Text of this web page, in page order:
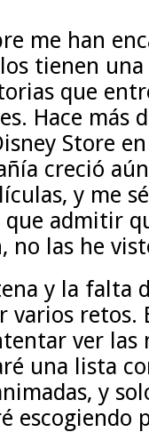
me han
tienen
que
Hace más
Store
creció
y me
admitir
no las he
y la falta
varios retos.
ver las
una lista
y
escogiendo